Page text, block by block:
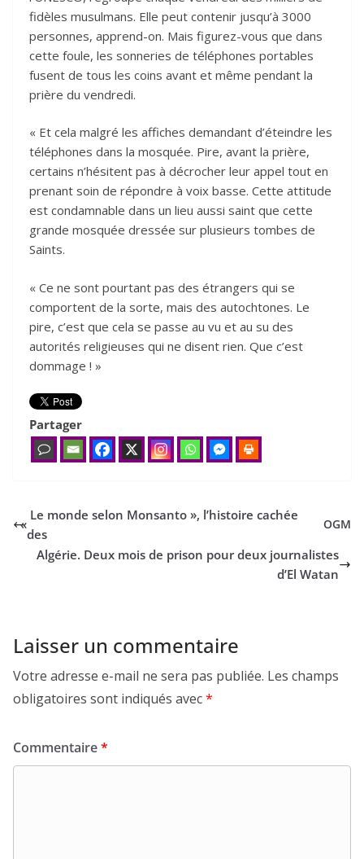
fidèles musulmans. Elle peut contenir jusqu’à 3000
personnes, apprend-on. Mais figurez-vous que dans
cette foule, les sonneries de téléphones portables
fusent de tous les coins avant et même pendant la
prière du vendredi.
« Et cela malgré les affiches demandant d’éteindre les
téléphones dans la mosquée. Pire, avant la prière,
certains n’hésitent pas à décrocher leur appel tout en
prenant soin de répondre à voix basse. Cette attitude
est condamnable dans un lieu aussi saint que cette
grande mosquée dressée sur plusieurs tombes de
Saints.
« Ce ne sont pourtant pas des étrangers qui se
comportent de la sorte, mais des autochtones. Le
pire, c’est que cela se passe au vu et au su des
autorités religieuses qui ne disent rien. Que c’est
dommage ! »
Partager
«
Le monde selon Monsanto », l’histoire cachée
des
OGM
Algérie. Deux mois de prison pour deux journalistes
d’El Watan
Laisser un commentaire
Votre adresse e-mail ne sera pas publiée. Les champs
obligatoires sont indiqués avec*
Commentaire*